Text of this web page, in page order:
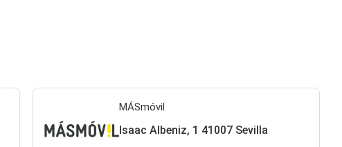
MÁSmóvil
Isaac Albeniz, 1 41007 Sevilla